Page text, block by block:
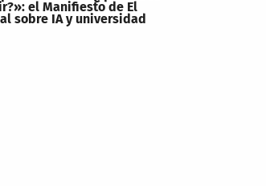
el Manifiesto de El
sobre IA y universidad